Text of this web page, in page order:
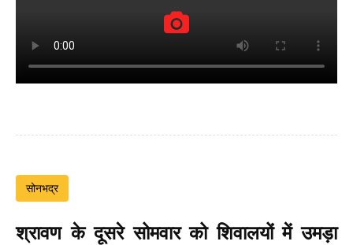
सोनभद्र
श्रावण के दूसरे सोमवार को शिवालयों में उमड़ा